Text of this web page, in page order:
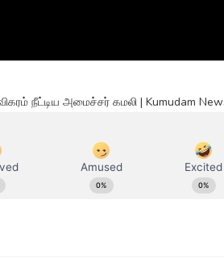
நீட்டிய அமைச்சர் கமலி | Kumudam